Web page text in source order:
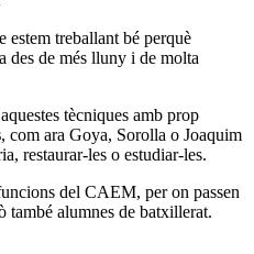
estem treballant bé perquè
des de més lluny i de molta
tècniques amb prop
, com ara Goya, Sorolla o Joaquim
restaurar-les o estudiar-les.
del CAEM, per on passen
també alumnes de batxillerat.